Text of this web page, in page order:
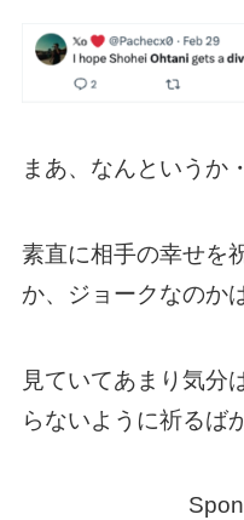
まあ、なんというか
素直に相手の幸せを
か、ジョークなのか
見ていてあまり気分
らないように祈るば